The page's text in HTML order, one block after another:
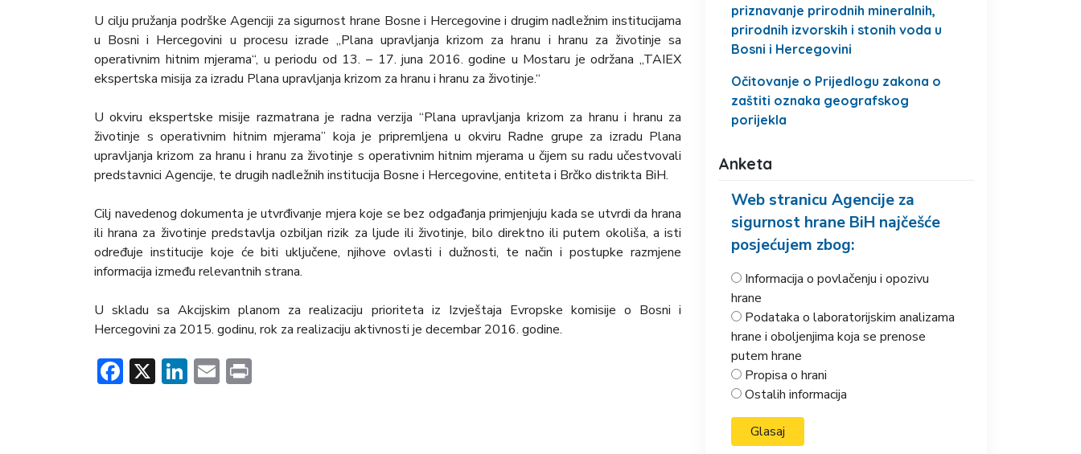
U cilju pružanja podrške Agenciji za sigurnost hrane Bosne i Hercegovine i drugim nadležnim institucijama
u Bosni i Hercegovini u procesu izrade „Plana upravljanja krizom za hranu i hranu za životinje sa
operativnim hitnim mjerama“, u periodu od 13. – 17. juna 2016. godine u Mostaru je održana „TAIEX
ekspertska misija za izradu Plana upravljanja krizom za hranu i hranu za životinje.“
U okviru ekspertske misije razmatrana je radna verzija “Plana upravljanja krizom za hranu i hranu za
životinje s operativnim hitnim mjerama” koja je pripremljena u okviru Radne grupe za izradu Plana
upravljanja krizom za hranu i hranu za životinje s operativnim hitnim mjerama u čijem su radu učestvovali
predstavnici Agencije, te drugih nadležnih institucija Bosne i Hercegovine, entiteta i Brčko distrikta BiH.
Cilj navedenog dokumenta je utvrđivanje mjera koje se bez odgađanja primjenjuju kada se utvrdi da hrana
ili hrana za životinje predstavlja ozbiljan rizik za ljude ili životinje, bilo direktno ili putem okoliša, a isti
određuje institucije koje će biti uključene, njihove ovlasti i dužnosti, te način i postupke razmjene
informacija između relevantnih strana.
U skladu sa Akcijskim planom za realizaciju prioriteta iz Izvještaja Evropske komisije o Bosni i
Hercegovini za 2015. godinu, rok za realizaciju aktivnosti je decembar 2016. godine.
Facebook
X LinkedIn
Email
priznavanje prirodnih mineralnih,
prirodnih izvorskih i stonih voda u
Bosni i Hercegovini
Očitovanje o Prijedlogu zakona o
zaštiti oznaka geografskog
porijekla
Anketa
Web stranicu Agencije za
sigurnost hrane BiH najčešće
posjećujem zbog:
Informacija o povlačenju i opozivu
hrane
Podataka o laboratorijskim analizama
hrane i oboljenjima koja se prenose
putem hrane
Propisa o hrani
Ostalih informacija